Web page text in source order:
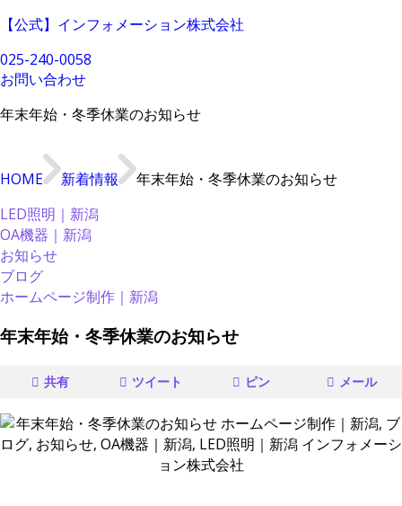
【公式】インフォメーション株式会社
025-240-0058
お問い合わせ
年末年始・冬季休業のお知らせ
HOME 新着情報
年末年始・冬季休業のお知らせ
LED照明｜新潟
OA機器｜新潟
お知らせ
ブログ
ホームページ制作｜新潟
年末年始・冬季休業のお知らせ
共有 ツイート ピン メール